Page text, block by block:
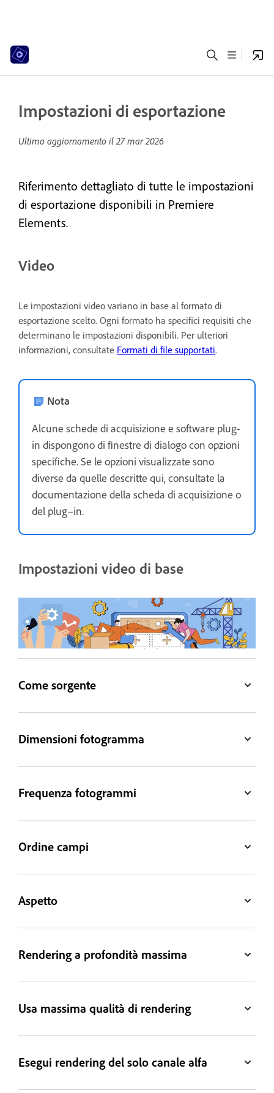
Impostazioni di esportazione
Ultimo aggiornamento il27 mar 2026
Riferimento dettagliato di tutte le impostazioni
di esportazione disponibili in Premiere
Elements.
Video
Le impostazioni video variano in base al formato di
esportazione scelto. Ogni formato ha specifici requisiti che
determinano le impostazioni disponibili. Per ulteriori
informazioni, consultate Formati di file supportati.
Nota
Alcune schede di acquisizione e software plug-
in dispongono di finestre di dialogo con opzioni
specifiche. Se le opzioni visualizzate sono
diverse da quelle descritte qui, consultate la
documentazione della scheda di acquisizione o
del plug–in.
Impostazioni video di base
Come sorgente
Dimensioni fotogramma
Frequenza fotogrammi
Ordine campi
Aspetto
Rendering a profondità massima
Usa massima qualità di rendering
Esegui rendering del solo canale alfa